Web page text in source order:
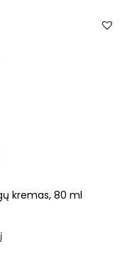
kremas, 80 ml